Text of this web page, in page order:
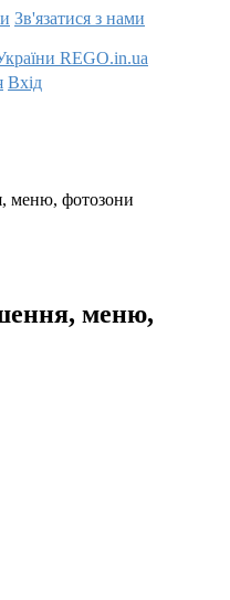
Зв'язатися з нами
Вхід
меню, фотозони
меню,